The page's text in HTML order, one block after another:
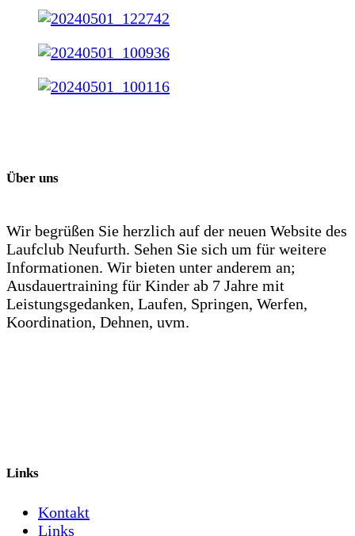
Über uns
Wir begrüßen Sie herzlich auf der neuen Website des
Laufclub Neufurth. Sehen Sie sich um für weitere
Informationen. Wir bieten unter anderem an;
Ausdauertraining für Kinder ab 7 Jahre mit
Leistungsgedanken, Laufen, Springen, Werfen,
Koordination, Dehnen, uvm.
Links
Kontakt
Links